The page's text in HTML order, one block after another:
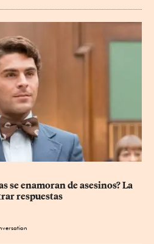
se enamoran de asesinos? La
respuestas